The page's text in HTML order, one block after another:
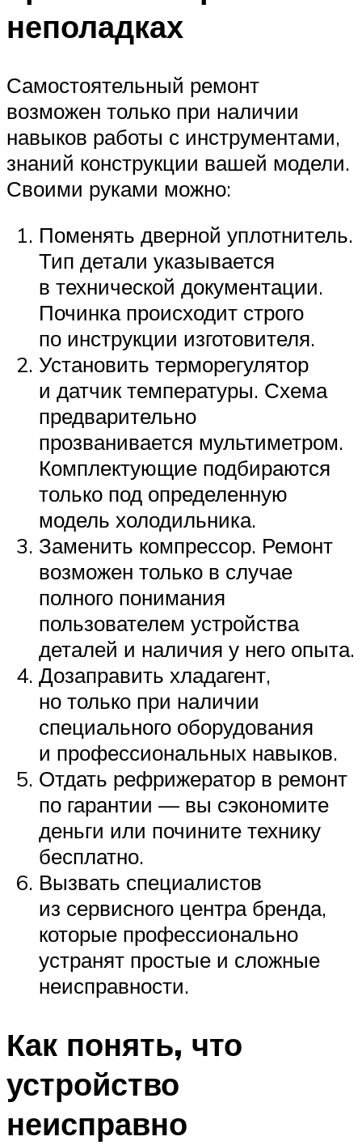
неполадках
Самостоятельный ремонт
возможен только при наличии
навыков работы с инструментами,
знаний конструкции вашей модели.
Своими руками можно:
Поменять дверной уплотнитель.
Тип детали указывается
в технической документации.
Починка происходит строго
по инструкции изготовителя.
Установить терморегулятор
и датчик температуры. Схема
предварительно
прозванивается мультиметром.
Комплектующие подбираются
только под определенную
модель холодильника.
Заменить компрессор. Ремонт
возможен только в случае
полного понимания
пользователем устройства
деталей и наличия у него опыта.
Дозаправить хладагент,
но только при наличии
специального оборудования
и профессиональных навыков.
Отдать рефрижератор в ремонт
по гарантии — вы сэкономите
деньги или почините технику
бесплатно.
Вызвать специалистов
из сервисного центра бренда,
которые профессионально
устранят простые и сложные
неисправности.
Как понять, что
устройство
неисправно